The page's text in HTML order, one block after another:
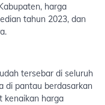
harga
tahun 2023, dan
tersebar di seluruh
di pantau berdasarkan
kenaikan harga